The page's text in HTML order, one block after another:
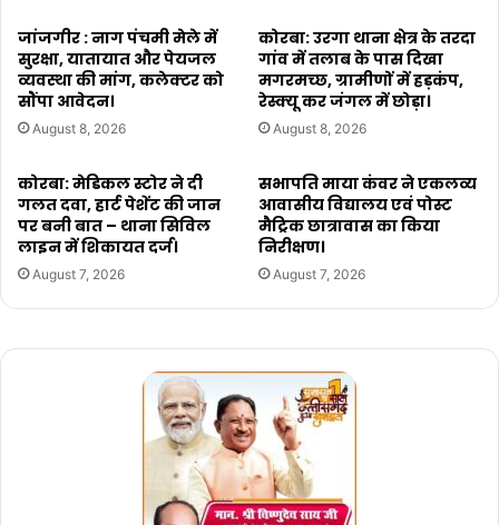
जांजगीर : नाग पंचमी मेले में
सुरक्षा, यातायात और पेयजल
व्यवस्था की मांग, कलेक्टर को
सौंपा आवेदन।
August 8, 2026
कोरबा: उरगा थाना क्षेत्र के तरदा
गांव में तलाब के पास दिखा
मगरमच्छ, ग्रामीणों में हड़कंप,
रेस्क्यू कर जंगल में छोड़ा।
August 8, 2026
कोरबा: मेडिकल स्टोर ने दी
गलत दवा, हार्ट पेशेंट की जान
पर बनी बात – थाना सिविल
लाइन में शिकायत दर्ज।
August 7, 2026
सभापति माया कंवर ने एकलव्य
आवासीय विद्यालय एवं पोस्ट
मैट्रिक छात्रावास का किया
निरीक्षण।
August 7, 2026